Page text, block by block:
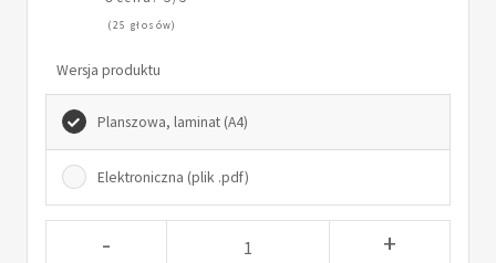
(25 głosów)
Wersja produktu
Planszowa, laminat (A4)
Elektroniczna (plik .pdf)
- +